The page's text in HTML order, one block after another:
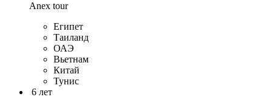
Anex tour
Египет
Таиланд
ОАЭ
Вьетнам
Китай
Тунис
6 лет